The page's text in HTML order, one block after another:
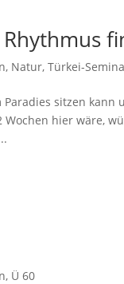
, Natur,Türkei-
sitzen
hier wäre,
, Ü 60